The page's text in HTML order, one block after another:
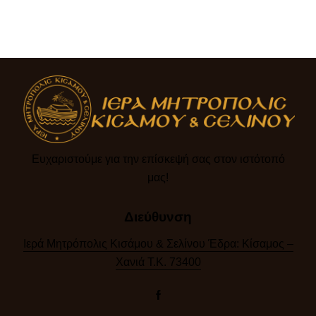
Ευχαριστούμε για την επίσκεψή σας στον ιστότοπό
μας!​
Διεύθυνση
Ιερά Μητρόπολις Κισάμου & Σελίνου Έδρα: Κίσαμος –
Χανιά Τ.Κ. 73400